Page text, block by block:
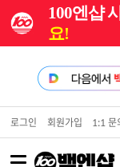
100엔샵
요!
로그인 회원가입 1:1 문